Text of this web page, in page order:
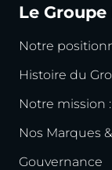
Le
Notre
Histoire du
Notre mission
Nos Marques
Gouvernance